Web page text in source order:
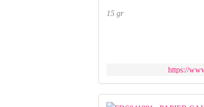
15 gr
https://